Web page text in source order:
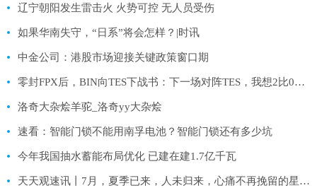
辽宁朝阳发生雷击火 火势可控 无人员受伤
如果华南失守，“日系”将会怎样？|时讯
中金公司：港股市场迎接关键政策窗口期
零封FPX后，BIN向TES下战书：下一场对阵TES，我想2比0拿下！
洛奇大杂烩羊驼_洛奇yy大杂烩
速看：智能门锁不能用南孚电池？智能门锁还有多少坑
今年我国抽水蓄能布局优化 已建在建1.7亿千瓦
天天观速讯丨7月，夏季已来，人未归来，心痛不再挽留的星座，放下便是爱